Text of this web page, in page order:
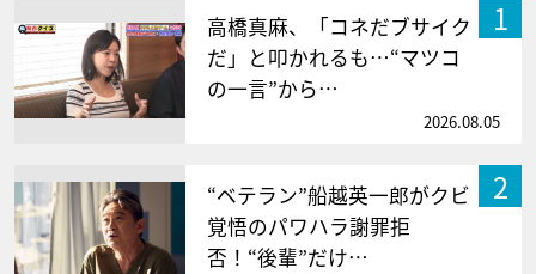
1
高橋真麻、「コネだブサイク
だ」と叩かれるも…“マツコ
の一言”から…
2026.08.05
2
“ベテラン”船越英一郎がクビ
覚悟のパワハラ謝罪拒
否！“後輩”だけ…